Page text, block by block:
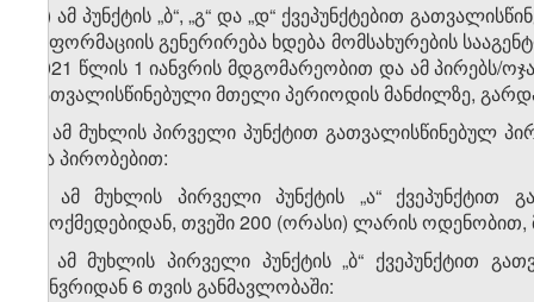
თ) ამ პუნქტის „ბ“, „გ“ და „დ“ ქვეპუნქტებით
ინფორმაციის გენერირება ხდება მომსახურების
2021 წლის 1 იანვრის მდგომარეობით და ამ პირებს/
გათვალისწინებული მთელი პერიოდის მანძილზე,
2. ამ მუხლის პირველი პუნქტით გათვალისწინებულ
და პირობებით:
ა) ამ მუხლის პირველი პუნქტის „ა“ ქვეპუნქტით
ამოქმედებიდან, თვეში 200 (ორასი) ლარის
ბ) ამ მუხლის პირველი პუნქტის „ბ“ ქვეპუნქტით
იანვრიდან 6 თვის განმავლობაში: